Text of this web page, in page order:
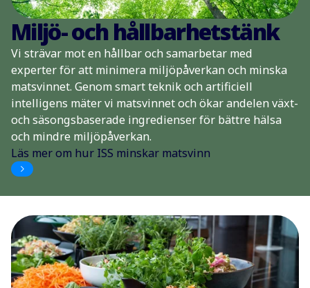
Miljö- och hållbarhetstänk
Vi strävar mot en hållbar och samarbetar med
experter för att minimera miljöpåverkan och minska
matsvinnet. Genom smart teknik och artificiell
intelligens mäter vi matsvinnet och ökar andelen växt-
och säsongsbaserade ingredienser för bättre hälsa
och mindre miljöpåverkan.
Läs mer om hur ISS minskar matsvinn